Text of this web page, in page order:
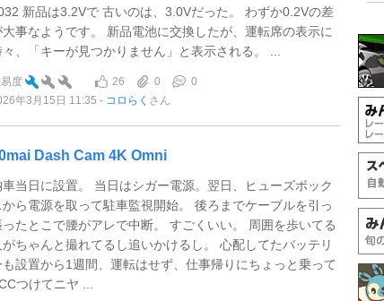
新品は3.2Vで 古いのは、3.0Vだった。 わずか0.2Vの差
大事なようです。 新品電池に交換したが、運転席の表示に
々、「キーが見つかりません」と表示される。 ...
度 26 0
0
年3月15日 11:35
コロらく さん
Dash Cam 4K Omni
車当日に設置。 当日はシガー電源。翌日、ヒューズボック
から電源を取って駐車監視開始。 後ろまでケーブルを引っ
ったとこで腰がアレで中断。 すごくいい。 周囲を歩いてる
がちゃんと撮れてるし追いかけるし。 心配してたバッテリ
も設置から1週間、運転はせず、仕事帰りにちょっと乗って
つけてニヤ ...